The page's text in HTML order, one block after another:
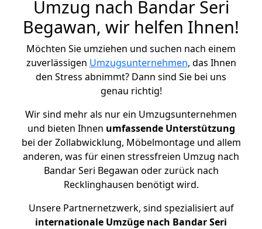
Umzug nach Bandar Seri
Begawan, wir helfen Ihnen!
Möchten Sie umziehen und suchen nach einem
zuverlässigen Umzugsunternehmen, das Ihnen
den Stress abnimmt? Dann sind Sie bei uns
genau richtig!
Wir sind mehr als nur ein Umzugsunternehmen
und bieten Ihnen umfassende Unterstützung
bei der Zollabwicklung, Möbelmontage und allem
anderen, was für einen stressfreien Umzug nach
Bandar Seri Begawan oder zurück nach
Recklinghausen benötigt wird.
Unsere Partnernetzwerk, sind spezialisiert auf
internationale Umzüge nach Bandar Seri